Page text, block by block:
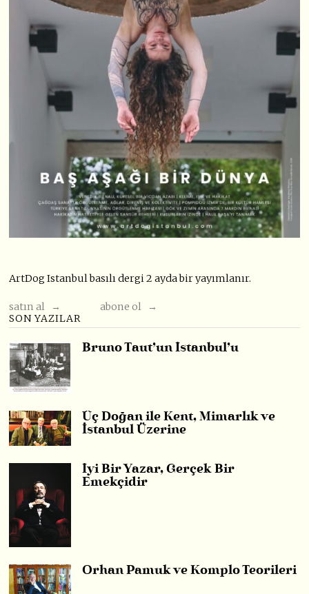
ArtDog Istanbul basılı dergi 2 ayda bir yayımlanır.
satın al →
abone ol →
SON YAZILAR
Bruno Taut’un İstanbul’u
Üç Doğan ile Kent, Mimarlık ve
İstanbul Üzerine
İyi Bir Yazar, Gerçek Bir
Emekçidir
Orhan Pamuk ve Komplo Teorileri